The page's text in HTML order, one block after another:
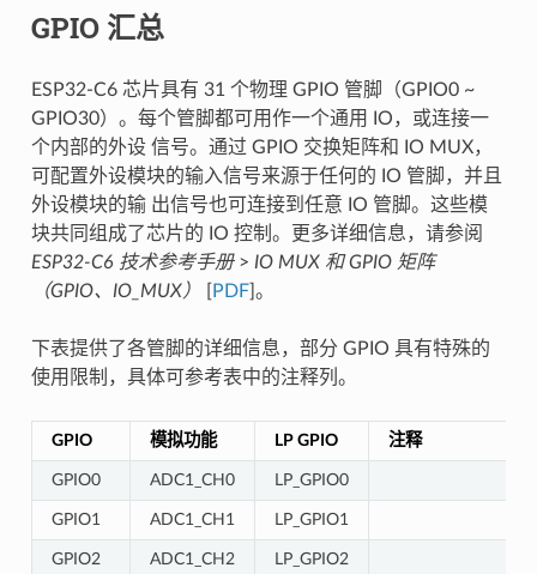
GPIO 汇总
ESP32-C6 芯片具有 31 个物理 GPIO 管脚（GPIO0 ~
GPIO30）。每个管脚都可用作一个通用 IO，或连接一
个内部的外设 信号。通过 GPIO 交换矩阵和 IO MUX，
可配置外设模块的输入信号来源于任何的 IO 管脚，并且
外设模块的输 出信号也可连接到任意 IO 管脚。这些模
块共同组成了芯片的 IO 控制。更多详细信息，请参阅
ESP32-C6 技术参考手册> IO MUX 和 GPIO 矩阵
（GPIO、IO_MUX）
PDF]。
下表提供了各管脚的详细信息，部分 GPIO 具有特殊的
使用限制，具体可参考表中的注释列。
GPIO 模拟功能 LP GPIO 注释
GPIO0 ADC1_CH0 LP_GPIO0
GPIO1 ADC1_CH1 LP_GPIO1
GPIO2 ADC1_CH2 LP_GPIO2